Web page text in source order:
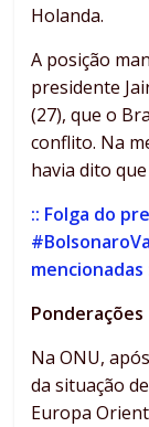
Holanda.
A posição
presidente
(27), que o
conflito. Na
havia dito
:: Folga do
mencionadas
Ponderações
Na ONU,
da situação
Europa